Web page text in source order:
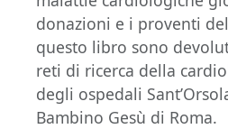
donazioni e i proventi
questo libro sono
reti di ricerca della
degli ospedali
Bambino Gesù di Roma.